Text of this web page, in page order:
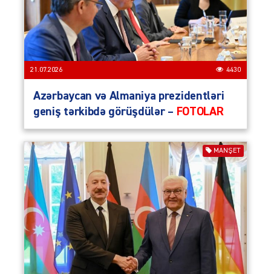
21.07.2026 4430
Azərbaycan və Almaniya prezidentləri
geniş tərkibdə görüşdülər – FOTOLAR
MANŞET